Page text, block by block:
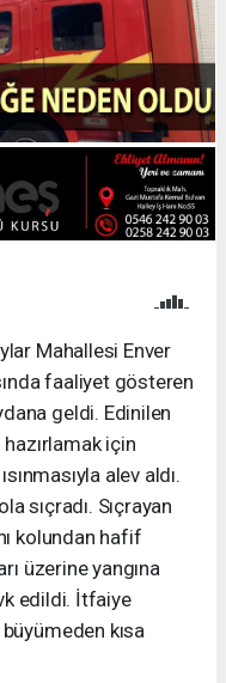
Mahallesi Enver
faaliyet gösteren
geldi. Edinilen
için
alev aldı.
sıçradı. Sıçrayan
kolundan hafif
üzerine yangına
edildi. İtfaiye
kısa